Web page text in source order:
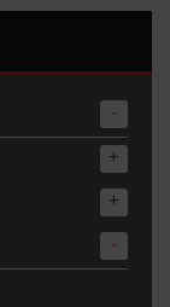
-
+
+
-